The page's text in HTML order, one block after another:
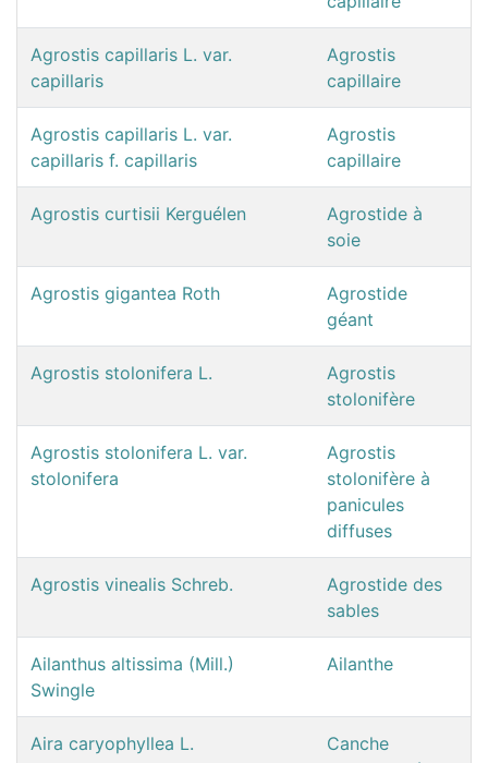
Agrostis capillaris L. var.
capillaris
Agrostis
capillaire
Agrostis capillaris L. var.
capillaris f. capillaris
Agrostis
capillaire
Agrostis curtisii Kerguélen
Agrostide à
soie
Agrostis gigantea Roth
Agrostide
géant
Agrostis stolonifera L.
Agrostis
stolonifère
Agrostis stolonifera L. var.
stolonifera
Agrostis
stolonifère à
panicules
diffuses
Agrostis vinealis Schreb.
Agrostide des
sables
Ailanthus altissima (Mill.)
Swingle
Ailanthe
Aira caryophyllea L.
Canche